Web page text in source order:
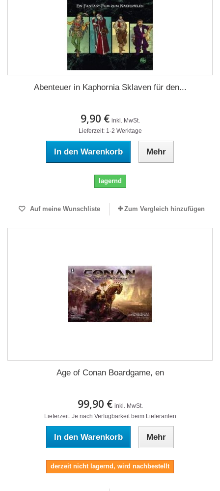
Abenteuer in Kaphornia Sklaven für den...
9,90 € inkl. MwSt.
Lieferzeit: 1-2 Werktage
In den Warenkorb Mehr
lagernd
Auf meine Wunschliste Zum Vergleich hinzufügen
Age of Conan Boardgame, en
99,90 € inkl. MwSt.
Lieferzeit: Je nach Verfügbarkeit beim Lieferanten
In den Warenkorb Mehr
derzeit nicht lagernd, wird nachbestellt